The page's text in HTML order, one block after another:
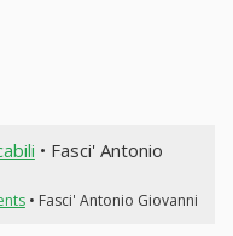
• Fasci' Antonio
• Fasci' Antonio Giovanni